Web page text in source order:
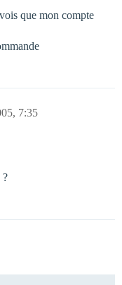
que mon compte
7:35
?